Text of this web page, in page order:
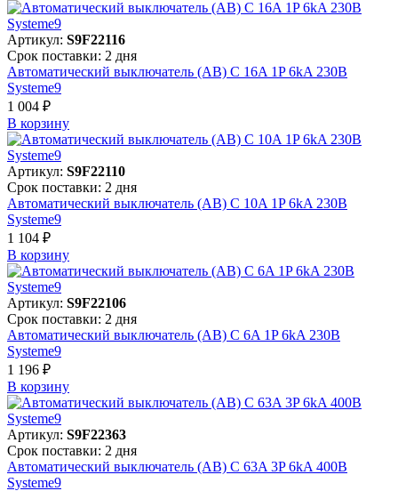
Артикул: S9F22116
Срок поставки: 2 дня
Автоматический выключатель (АВ) C 16A 1P 6kA 230В
Systeme9
1 004 ₽
В корзинy
Артикул: S9F22110
Срок поставки: 2 дня
Автоматический выключатель (АВ) C 10A 1P 6kA 230В
Systeme9
1 104 ₽
В корзинy
Артикул: S9F22106
Срок поставки: 2 дня
Автоматический выключатель (АВ) C 6A 1P 6kA 230В
Systeme9
1 196 ₽
В корзинy
Артикул: S9F22363
Срок поставки: 2 дня
Автоматический выключатель (АВ) C 63A 3P 6kA 400В
Systeme9